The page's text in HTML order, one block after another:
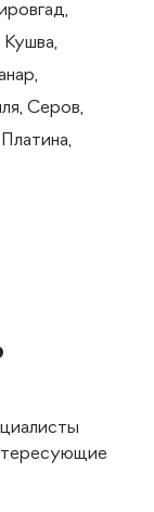
Кушва,
Серов,